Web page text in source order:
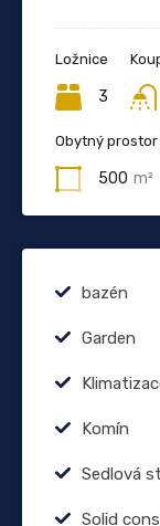
Ložnice
3
Obytný prostor
500 m²
bazén
Garden
Komín
Sedlová
Solid